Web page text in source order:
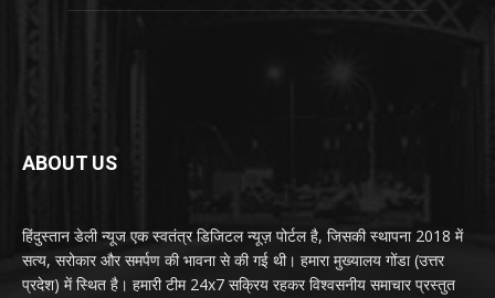
ABOUT US
हिंदुस्तान डेली न्यूज एक स्वतंत्र डिजिटल न्यूज़ पोर्टल है, जिसकी स्थापना 2018 में
सत्य, सरोकार और समर्पण की भावना से की गई थी। हमारा मुख्यालय गोंडा (उत्तर
प्रदेश) में स्थित है। हमारी टीम 24x7 सक्रिय रहकर विश्वसनीय समाचार प्रस्तुत